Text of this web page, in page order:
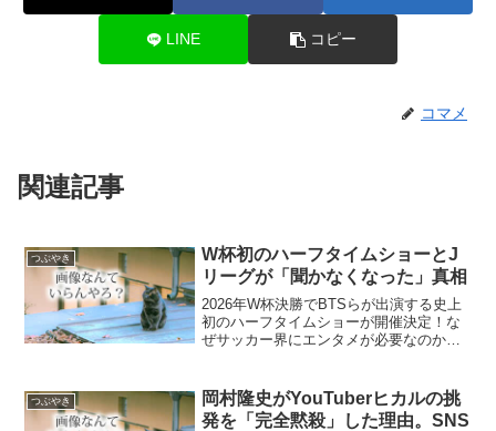
LINE コピー
コマメ
関連記事
つぶやき
W杯初のハーフタイムショーとJ
リーグが「聞かなくなった」真相
2026年W杯決勝でBTSらが出演する史上
初のハーフタイムショーが開催決定！な
ぜサッカー界にエンタメが必要なのか、J
点から中学生にもわかりやすく解説しま
す。
つぶやき
岡村隆史がYouTuberヒカルの挑
発を「完全黙殺」した理由。SNS